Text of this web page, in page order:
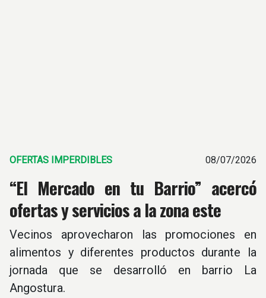
OFERTAS IMPERDIBLES 08/07/2026
“El Mercado en tu Barrio” acercó
ofertas y servicios a la zona este
Vecinos aprovecharon las promociones en
alimentos y diferentes productos durante la
jornada que se desarrolló en barrio La
Angostura.